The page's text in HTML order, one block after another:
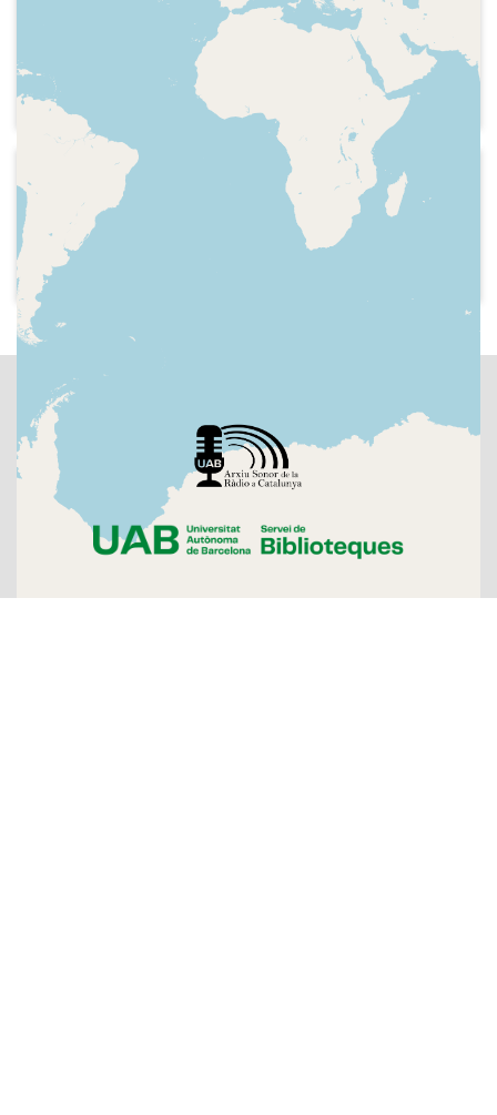
Kiss FM
Careta de sortida de les notícies, amb la
presentació d'Ismael Arranz, i indicatiu
de la ràdio
Indicatiu de l'emissora i dóna pas a les
notícies amb Alejandra Martínez